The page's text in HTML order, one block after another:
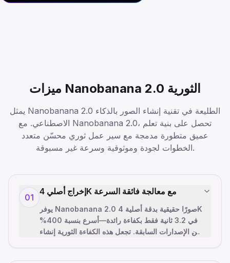
ميزات Nanobanana 2.0 الثورية
يمثل Nanobanana 2.0 الطليعة في تقنية إنشاء الصور بالذكاء
الاصطناعي. مع Nanobanana 2.0، تحصل على بنية تعلم
عميق متطورة مدمجة مع سير عمل ثوري محسّن متعدد
الخطوات لجودة وموثوقية وسرعة غير مسبوقة.
01
إخراج أصلي 4K مع معالجة فائقة السرعة
يوفر Nanobanana 2.0 صورًا حقيقية بدقة أصلية 4K
في 3.2 ثانية فقط بكفاءة رائدة—أسرع بنسبة 400%
من الإصدارات السابقة. تجعل هذه الكفاءة الثورية إنشاء